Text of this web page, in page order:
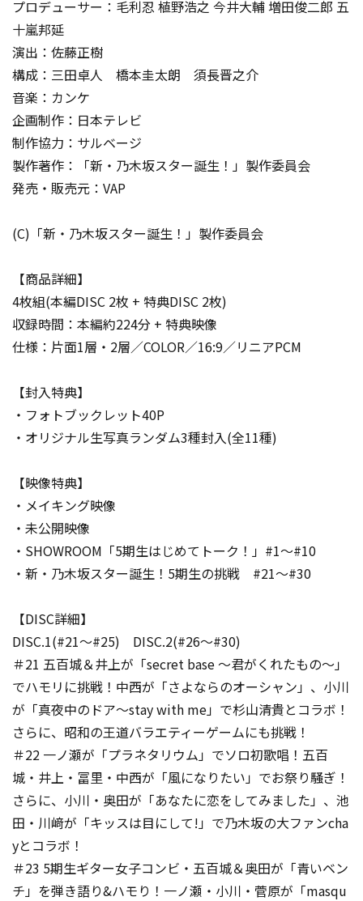
プロデューサー：毛利忍 植野浩之 今井大輔 増田俊二郎 五
十嵐邦延
演出：佐藤正樹
構成：三田卓人 橋本圭太朗 須長晋之介
音楽：カンケ
企画制作：日本テレビ
制作協力：サルベージ
製作著作：「新・乃木坂スター誕生！」製作委員会
発売・販売元：VAP
(C)「新・乃木坂スター誕生！」製作委員会
【商品詳細】
4枚組(本編DISC 2枚 + 特典DISC 2枚)
収録時間：本編約224分 + 特典映像
仕様：片面1層・2層／COLOR／16:9／リニアPCM
【封入特典】
・フォトブックレット40P
・オリジナル生写真ランダム3種封入(全11種)
【映像特典】
・メイキング映像
・未公開映像
・SHOWROOM「5期生はじめてトーク！」#1〜#10
・新・乃木坂スター誕生！5期生の挑戦 #21～#30
【DISC詳細】
DISC.1(#21～#25) DISC.2(#26～#30)
＃21 五百城＆井上が「secret base 〜君がくれたもの〜」
でハモリに挑戦！中西が「さよならのオーシャン」、小川
が「真夜中のドア～stay with me」で杉山清貴とコラボ！
さらに、昭和の王道バラエティーゲームにも挑戦！
＃22 一ノ瀬が「プラネタリウム」でソロ初歌唱！五百
城・井上・冨里・中西が「風になりたい」でお祭り騒ぎ！
さらに、小川・奥田が「あなたに恋をしてみました」、池
田・川﨑が「キッスは目にして!」で乃木坂の大ファンcha
yとコラボ！
＃23 5期生ギター女子コンビ・五百城＆奥田が「青いベン
チ」を弾き語り&ハモり！一ノ瀬・小川・菅原が「masqu